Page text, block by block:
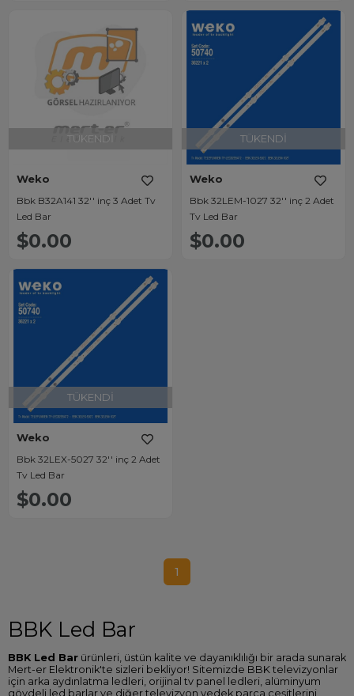
TÜKENDI
Weko
Bbk B32A141 32'' inç 3 Adet Tv
Led Bar
$0.00
TÜKENDI
Weko
Bbk 32LEM-1027 32'' inç 2 Adet
Tv Led Bar
$0.00
TÜKENDI
Weko
Bbk 32LEX-5027 32'' inç 2 Adet
Tv Led Bar
$0.00
1
BBK Led Bar
BBK Led Bar ürünleri, üstün kalite ve dayanıklılığı bir arada sunarak
Mert-er Elektronik'te sizleri bekliyor! Sitemizde BBK televizyonlar
için arka aydınlatma ledleri, orijinal tv panel ledleri, alüminyum
gövdeli led barlar ve diğer televizyon yedek parça çeşitlerini